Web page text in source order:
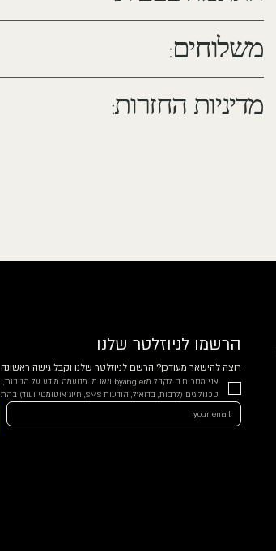
משלוחים:
מדיניות החזרות:
הרשמו לניוזלטר שלנו
רוצה להישאר מעודכן? הרשם לניוזלטר שלנו וקבל גישה
טכנולוגים (לרבות, בדוא"ל, הודעות SMS, חיוג אוטומטי ועוד) בהתאם למדיניות הפרטיות